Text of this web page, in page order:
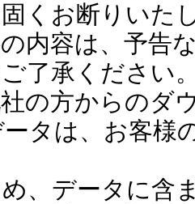
くお断りいた
内容は、予告
了承ください
の方からのダ
タは、お客様
、データに含